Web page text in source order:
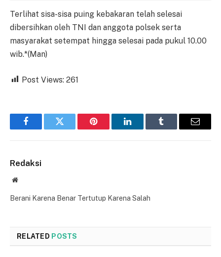
Terlihat sisa-sisa puing kebakaran telah selesai
dibersihkan oleh TNI dan anggota polsek serta
masyarakat setempat hingga selesai pada pukul 10.00
wib.*(Man)
Post Views: 261
FacebookTwitter Pinterest LinkedInTumblr Email
Redaksi
Website
Berani Karena Benar Tertutup Karena Salah
RELATED POSTS